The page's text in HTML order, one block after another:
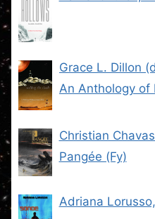
Grace L. Dillon
An Anthology of
Christian
Pangée (Fy)
Adriana